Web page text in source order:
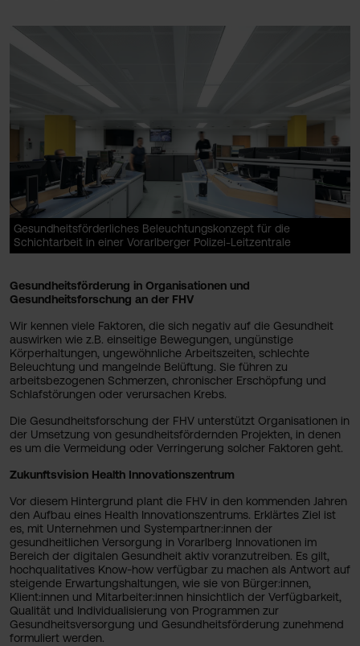
Gesundheitsförderliches Beleuchtungskonzept für die
Schichtarbeit in einer Vorarlberger Polizei-Leitzentrale
Gesundheitsförderung in Organisationen und
Gesundheitsforschung an der FHV
Wir kennen viele Faktoren, die sich negativ auf die Gesundheit
auswirken wie z.B. einseitige Bewegungen, ungünstige
Körperhaltungen, ungewöhnliche Arbeitszeiten, schlechte
Beleuchtung und mangelnde Belüftung. Sie führen zu
arbeitsbezogenen Schmerzen, chronischer Erschöpfung und
Schlaf­störungen oder verursachen Krebs.
Die Gesundheitsforschung der FHV unterstützt Organisationen in
der Umsetzung von gesundheitsfördernden Projekten, in denen
es um die Vermeidung oder Verringerung solcher Faktoren geht.
Zukunftsvision Health Innovationszentrum
Vor diesem Hintergrund plant die FHV in den kommenden Jahren
den Aufbau eines Health Innovationszentrums. Erklärtes Ziel ist
es, mit Unternehmen und Systempartner:innen der
gesundheitlichen Versorgung in Vorarlberg Innovationen im
Bereich der digitalen Gesundheit aktiv voranzutreiben. Es gilt,
hochqualitatives Know-how verfügbar zu machen als Antwort auf
steigende Erwartungshaltungen, wie sie von Bürger:innen,
Klient:innen und Mitarbeiter:innen hinsichtlich der Verfügbarkeit,
Qualität und Individualisierung von Programmen zur
Gesundheitsversorgung und Gesundheitsförderung zunehmend
formuliert werden.